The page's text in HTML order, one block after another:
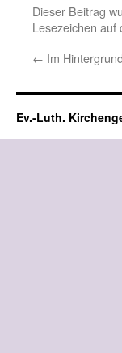
Dieser Beitrag
Lesezeichen auf
← Im
Ev.-Luth.